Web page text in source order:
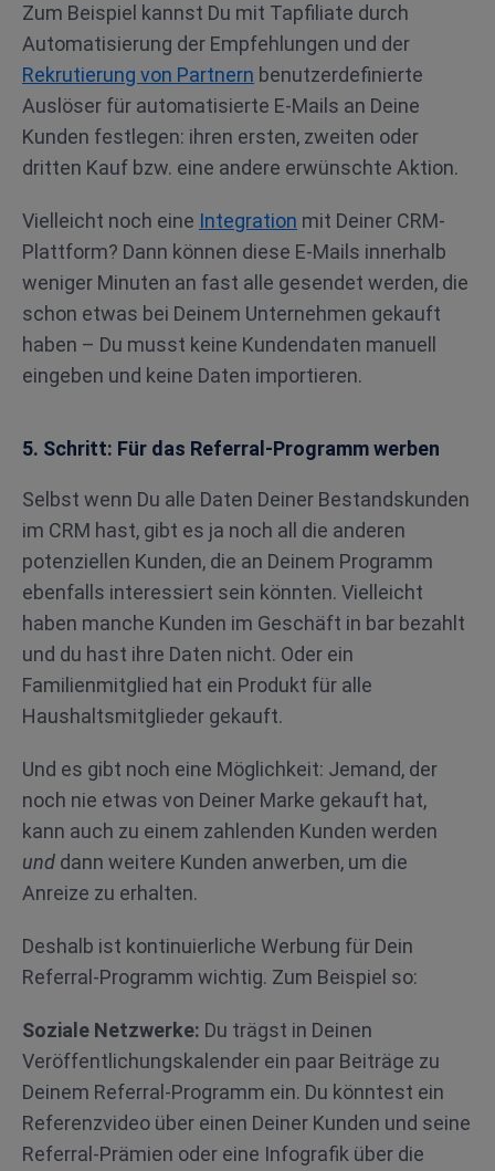
Zum Beispiel kannst Du mit Tapfiliate durch
Automatisierung der Empfehlungen und der
Rekrutierung von Partnern benutzerdefinierte
Auslöser für automatisierte E-Mails an Deine
Kunden festlegen: ihren ersten, zweiten oder
dritten Kauf bzw. eine andere erwünschte Aktion.
Vielleicht noch eine Integration mit Deiner CRM-
Plattform? Dann können diese E-Mails innerhalb
weniger Minuten an fast alle gesendet werden, die
schon etwas bei Deinem Unternehmen gekauft
haben – Du musst keine Kundendaten manuell
eingeben und keine Daten importieren.
5. Schritt: Für das Referral-Programm werben
Selbst wenn Du alle Daten Deiner Bestandskunden
im CRM hast, gibt es ja noch all die anderen
potenziellen Kunden, die an Deinem Programm
ebenfalls interessiert sein könnten. Vielleicht
haben manche Kunden im Geschäft in bar bezahlt
und du hast ihre Daten nicht. Oder ein
Familienmitglied hat ein Produkt für alle
Haushaltsmitglieder gekauft.
Und es gibt noch eine Möglichkeit: Jemand, der
noch nie etwas von Deiner Marke gekauft hat,
kann auch zu einem zahlenden Kunden werden
und dann weitere Kunden anwerben, um die
Anreize zu erhalten.
Deshalb ist kontinuierliche Werbung für Dein
Referral-Programm wichtig. Zum Beispiel so:
Soziale Netzwerke: Du trägst in Deinen
Veröffentlichungskalender ein paar Beiträge zu
Deinem Referral-Programm ein. Du könntest ein
Referenzvideo über einen Deiner Kunden und seine
Referral-Prämien oder eine Infografik über die